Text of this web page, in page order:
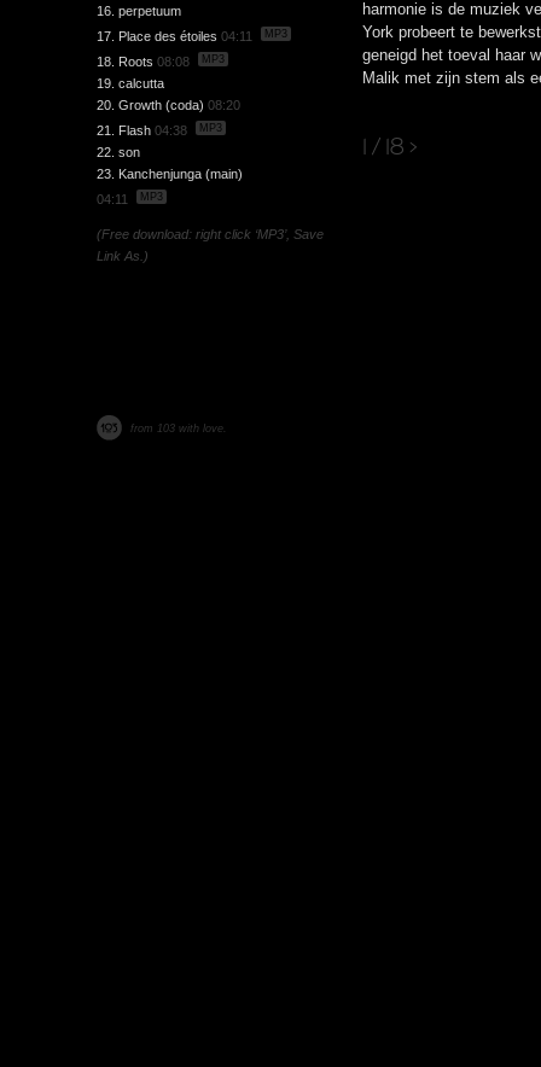
16. perpetuum
17. Place des étoiles 04:11 MP3
18. Roots 08:08 MP3
19. calcutta
20. Growth (coda) 08:20
21. Flash 04:38 MP3
22. son
23. Kanchenjunga (main)
04:11
MP3
(Free download: right click ‘MP3’, Save
Link As.)
harmonie is de muziek
York probeert te
geneigd het toeval haar
Malik met zijn stem als
1 / 18 >
from 103 with love.